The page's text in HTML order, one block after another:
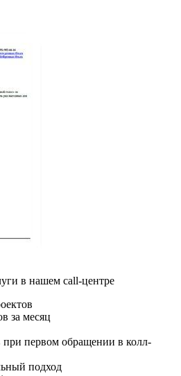
в нашем call-центре
за месяц
при первом обращении в колл-
подход